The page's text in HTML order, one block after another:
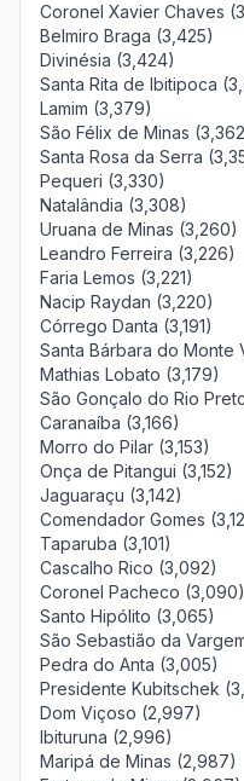
Coronel Xavier Chaves
Belmiro Braga (3,425)
Divinésia (3,424)
Santa Rita de Ibitipoca
Lamim (3,379)
São Félix de Minas
Santa Rosa da Serra
Pequeri (3,330)
Natalândia (3,308)
Uruana de Minas (3,260)
Leandro Ferreira (3,226)
Faria Lemos (3,221)
Nacip Raydan (3,220)
Córrego Danta (3,191)
Santa Bárbara do Monte
Mathias Lobato (3,179)
São Gonçalo do Rio
Caranaíba (3,166)
Morro do Pilar (3,153)
Onça de Pitangui (3,152)
Jaguaraçu (3,142)
Comendador Gomes
Taparuba (3,101)
Cascalho Rico (3,092)
Coronel Pacheco (3,090)
Santo Hipólito (3,065)
São Sebastião da
Pedra do Anta (3,005)
Presidente Kubitschek
Dom Viçoso (2,997)
Ibituruna (2,996)
Maripá de Minas (2,987)